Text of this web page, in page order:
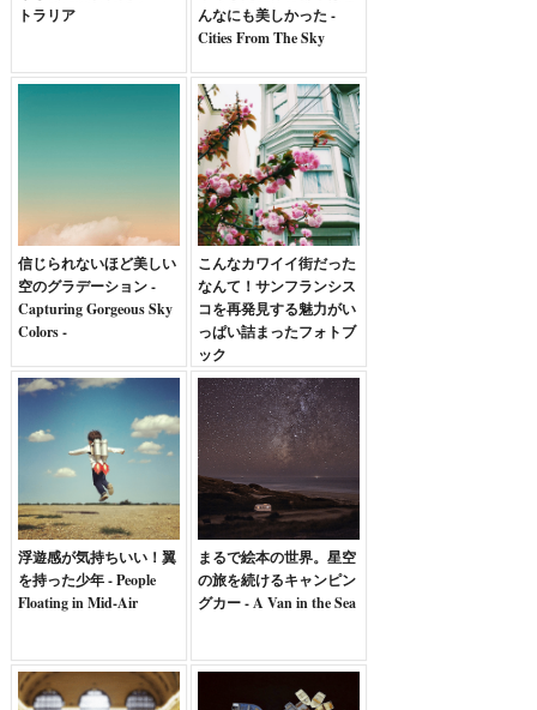
トラリア
んなにも美しかった -
Cities From The Sky
信じられないほど美しい
空のグラデーション -
Capturing Gorgeous Sky
Colors -
こんなカワイイ街だった
なんて！サンフランシス
コを再発見する魅力がい
っぱい詰まったフォトブ
ック
浮遊感が気持ちいい！翼
を持った少年 - People
Floating in Mid-Air
まるで絵本の世界。星空
の旅を続けるキャンピン
グカー - A Van in the Sea